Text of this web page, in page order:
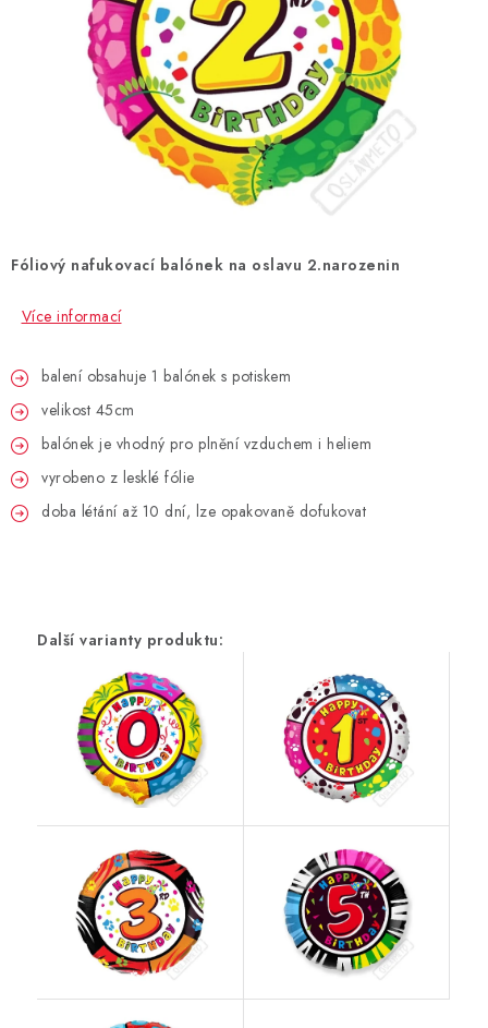
BLAHOPŘÁNÍ
BUBLIFUKY
DORTOVÉ SVÍČKY A OZDOBY
DÁRKY
HELIUM NA BALÓNKY
LAMPIONY
OSLAVA PODLE BAREV
SEZÓNNÍ SVÁTKY
VYSTŘELOVACÍ KONFETY
ORGANZY, STOLOVÉ ŠERPY
Obchodní podmínky
Podmínky ochrany osobních údajů
Fóliový nafukovací balónek na oslavu 2.narozenin
Více informací
balení obsahuje 1 balónek s potiskem
velikost 45cm
balónek je vhodný pro plnění vzduchem i heliem
vyrobeno z lesklé fólie
doba létání až 10 dní, lze opakovaně dofukovat